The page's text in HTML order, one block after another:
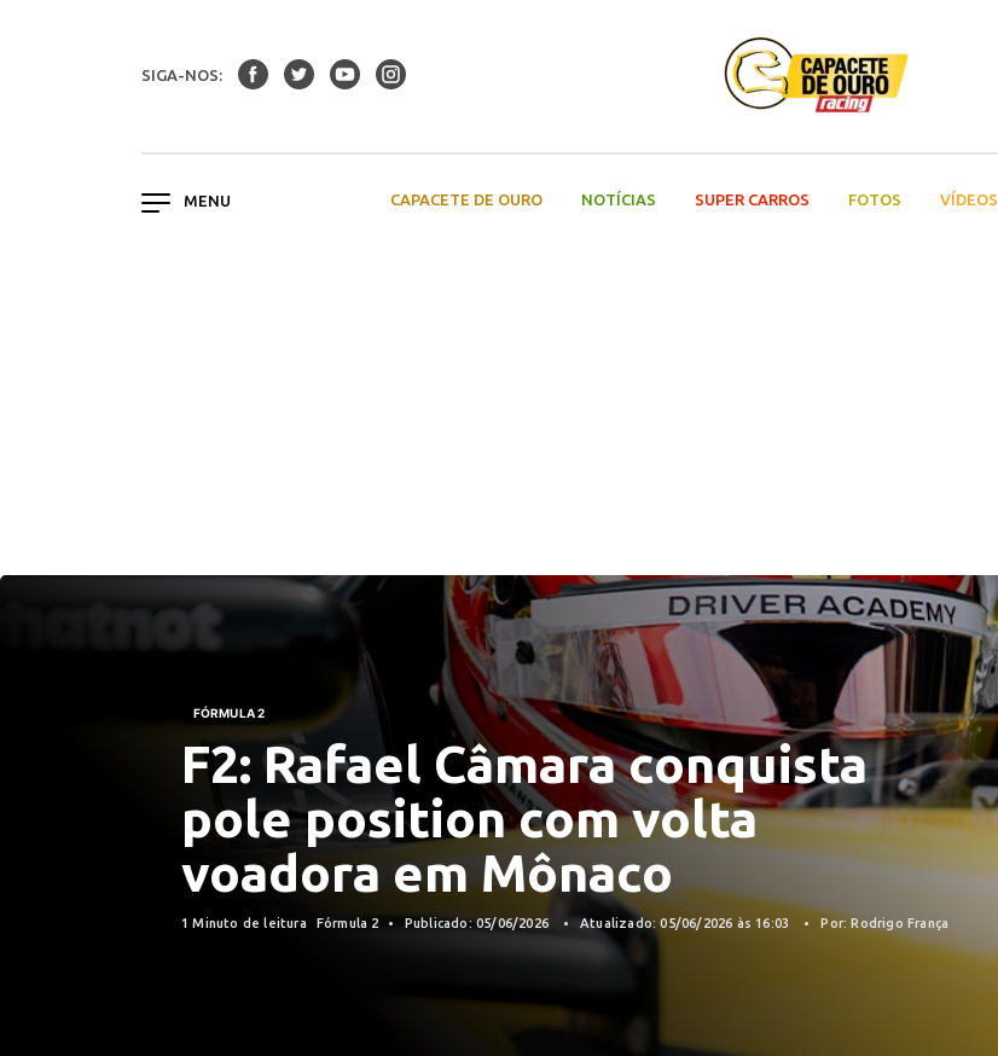
SIGA-NOS:
CAPACETE DE OURO NOTÍCIAS SUPER CARROS FOTOS VÍDEOS
FÓRMULA 2
F2: Rafael Câmara conquista
pole position com volta
voadora em Mônaco
1 Minuto de leitura Fórmula 2 Publicado: 05/06/2026 Atualizado: 05/06/2026 às 16:03 Por: Rodrigo França